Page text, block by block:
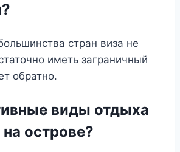
стран виза не
иметь заграничный
обратно.
виды отдыха
острове?